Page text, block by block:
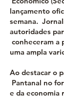
lançamento
semana.
autoridades
conheceram a
uma ampla
Ao destacar o
Pantanal no
e da